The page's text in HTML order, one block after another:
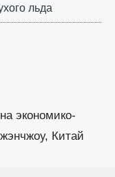
льда
экономико-
Китай